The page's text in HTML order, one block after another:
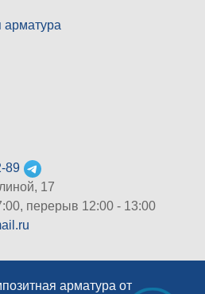
арматура
89
17
перерыв 12:00 - 13:00
арматура от